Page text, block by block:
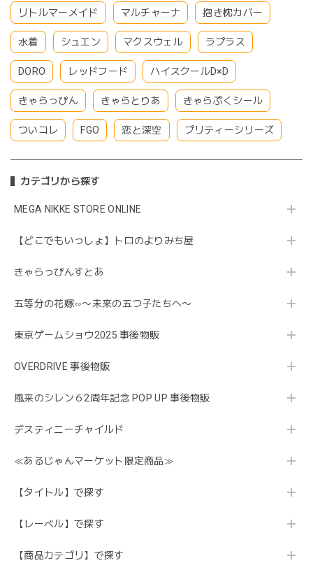
リトルマーメイド マルチャーナ 抱き枕カバー
水着 シュエン マクスウェル ラプラス
DORO レッドフード ハイスクールD×D
きゃらっぴん きゃらとりあ きゃらぷくシール
ついコレ FGO 恋と深空 プリティーシリーズ
カテゴリから探す
MEGA NIKKE STORE ONLINE
【どこでもいっしょ】トロのよりみち屋
きゃらっぴんすとあ
五等分の花嫁∽〜未来の五つ子たちへ〜
東京ゲームショウ2025 事後物販
OVERDRIVE 事後物販
風来のシレン６2周年記念 POP UP 事後物販
デスティニーチャイルド
≪あるじゃんマーケット限定商品≫
【タイトル】で探す
【レーベル】で探す
【商品カテゴリ】で探す